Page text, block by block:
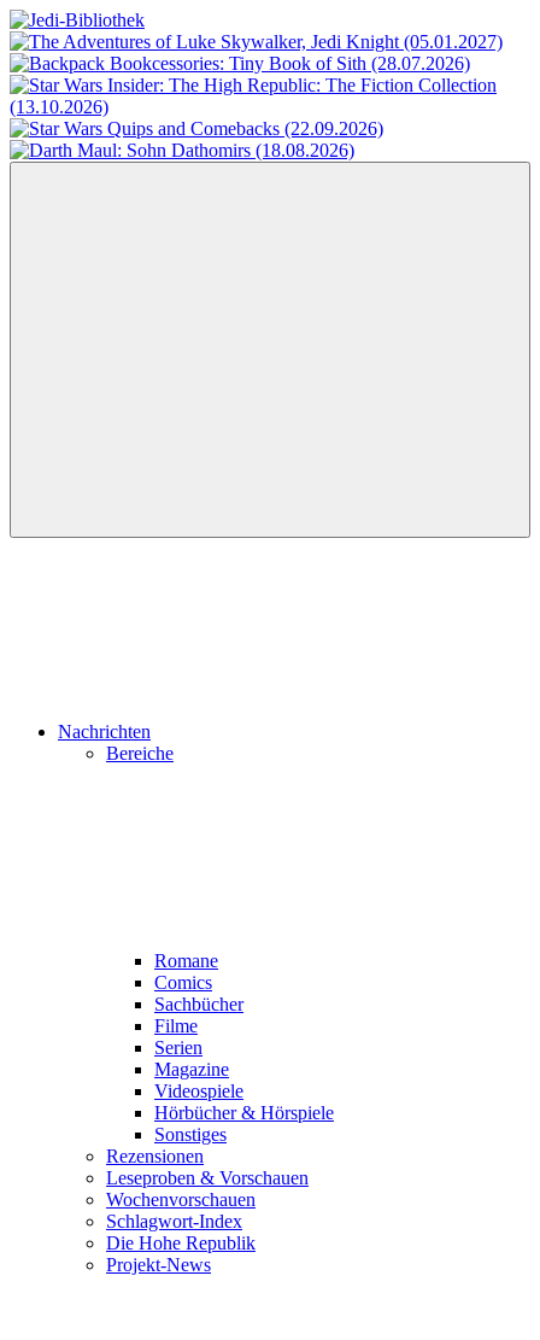
Zum
Inhalt
springen
Jedi-
Bibliothek
Das
Portal
für
Star
Wars-
Literatur
Nachrichten
Bereiche
Romane
Comics
Sachbücher
Filme
Serien
Magazine
Videospiele
Hörbücher & Hörspiele
Sonstiges
Rezensionen
Leseproben & Vorschauen
Wochenvorschauen
Schlagwort-Index
Die Hohe Republik
Projekt-News